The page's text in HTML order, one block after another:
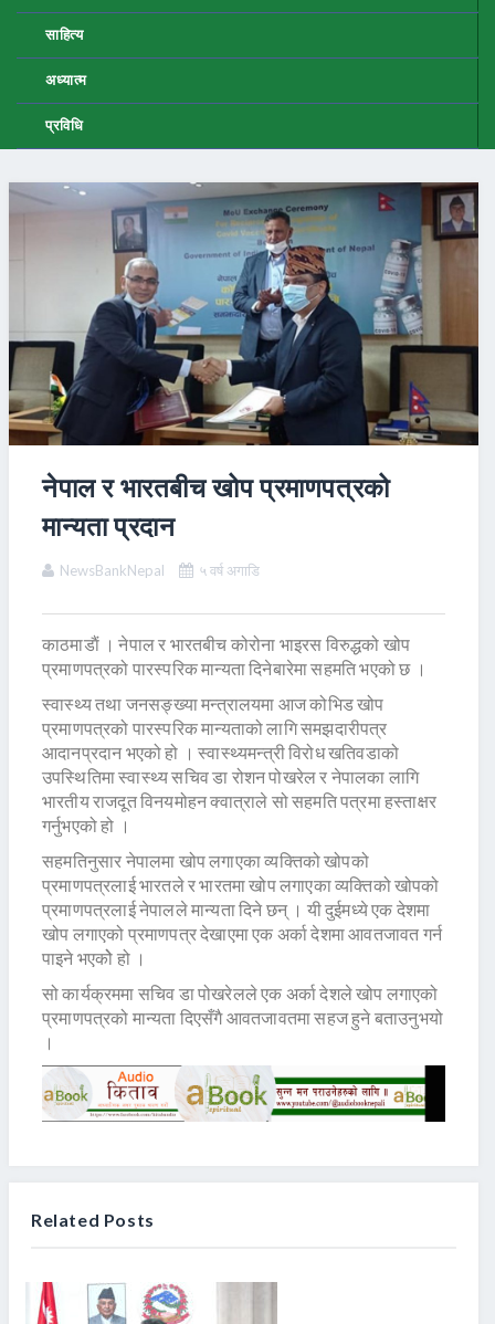
साहित्य
अध्यात्म
प्रविधि
नेपाल र भारतबीच खोप प्रमाणपत्रको
मान्यता प्रदान
NewsBankNepal ५ वर्ष अगाडि
काठमाडाैं । नेपाल र भारतबीच कोरोना भाइरस विरुद्धको खोप
प्रमाणपत्रको पारस्परिक मान्यता दिनेबारेमा सहमति भएको छ ।
स्वास्थ्य तथा जनसङ्ख्या मन्त्रालयमा आज कोभिड खोप
प्रमाणपत्रको पारस्परिक मान्यताको लागि समझदारीपत्र
आदानप्रदान भएको हो । स्वास्थ्यमन्त्री विरोध खतिवडाको
उपस्थितिमा स्वास्थ्य सचिव डा रोशन पोखरेल र नेपालका लागि
भारतीय राजदूत विनयमोहन क्वात्राले सो सहमति पत्रमा हस्ताक्षर
गर्नुभएको हो ।
सहमतिनुसार नेपालमा खोप लगाएका व्यक्तिको खोपको
प्रमाणपत्रलाई भारतले र भारतमा खोप लगाएका व्यक्तिको खोपको
प्रमाणपत्रलाई नेपालले मान्यता दिने छन् । यी दुईमध्ये एक देशमा
खोप लगाएको प्रमाणपत्र देखाएमा एक अर्का देशमा आवतजावत गर्न
पाइने भएकोे हो ।
सो कार्यक्रममा सचिव डा पोखरेलले एक अर्का देशले खोप लगाएको
प्रमाणपत्रको मान्यता दिएसँगै आवतजावतमा सहज हुने बताउनुभयो
।
Related Posts